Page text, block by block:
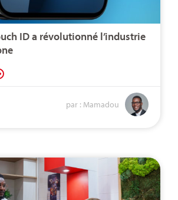
ID a révolutionné l’industrie
par : Mamadou